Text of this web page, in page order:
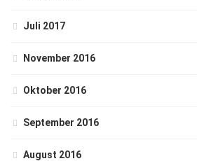
Juli 2017
November 2016
Oktober 2016
September 2016
August 2016